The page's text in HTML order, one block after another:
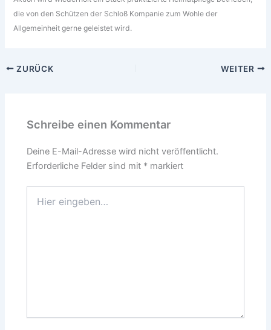
die von den Schützen der Schloß Kompanie zum Wohle der
Allgemeinheit gerne geleistet wird.
ZURÜCK WEITER
Schreibe einen Kommentar
Deine E-Mail-Adresse wird nicht veröffentlicht.
Erforderliche Felder sind mit * markiert
eingeben…